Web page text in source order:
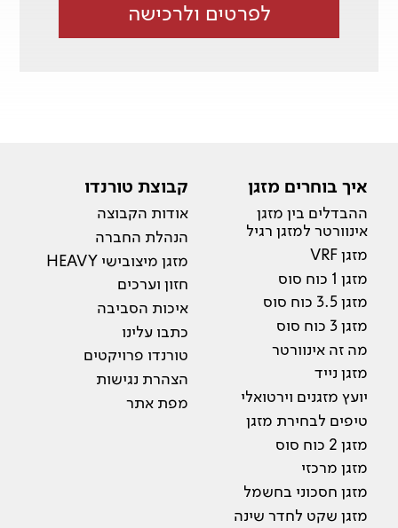
לפרטים ולרכישה
איך בוחרים מזגן
ההבדלים בין מזגן
אינוורטר למזגן רגיל
מזגן VRF
מזגן 1 כוח סוס
מזגן 3.5 כוח סוס
מזגן 3 כוח סוס
מה זה אינוורטר
מזגן נייד
יועץ מזגנים וירטואלי
טיפים לבחירת מזגן
מזגן 2 כוח סוס
מזגן מרכזי
מזגן חסכוני בחשמל
מזגן שקט לחדר שינה
קבוצת טורנדו
אודות הקבוצה
הנהלת החברה
מזגן מיצובישי HEAVY
חזון וערכים
איכות הסביבה
כתבו עלינו
טורנדו פרויקטים
הצהרת נגישות
מפת אתר